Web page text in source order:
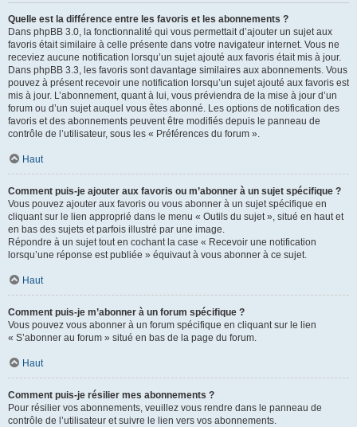
Quelle est la différence entre les favoris et les abonnements ?
Dans phpBB 3.0, la fonctionnalité qui vous permettait d’ajouter un sujet aux
favoris était similaire à celle présente dans votre navigateur internet. Vous ne
receviez aucune notification lorsqu’un sujet ajouté aux favoris était mis à jour.
Dans phpBB 3.3, les favoris sont davantage similaires aux abonnements. Vous
pouvez à présent recevoir une notification lorsqu’un sujet ajouté aux favoris est
mis à jour. L’abonnement, quant à lui, vous préviendra de la mise à jour d’un
forum ou d’un sujet auquel vous êtes abonné. Les options de notification des
favoris et des abonnements peuvent être modifiés depuis le panneau de
contrôle de l’utilisateur, sous les « Préférences du forum ».
Haut
Comment puis-je ajouter aux favoris ou m’abonner à un sujet spécifique ?
Vous pouvez ajouter aux favoris ou vous abonner à un sujet spécifique en
cliquant sur le lien approprié dans le menu « Outils du sujet », situé en haut et
en bas des sujets et parfois illustré par une image.
Répondre à un sujet tout en cochant la case « Recevoir une notification
lorsqu’une réponse est publiée » équivaut à vous abonner à ce sujet.
Haut
Comment puis-je m’abonner à un forum spécifique ?
Vous pouvez vous abonner à un forum spécifique en cliquant sur le lien
« S’abonner au forum » situé en bas de la page du forum.
Haut
Comment puis-je résilier mes abonnements ?
Pour résilier vos abonnements, veuillez vous rendre dans le panneau de
contrôle de l’utilisateur et suivre le lien vers vos abonnements.